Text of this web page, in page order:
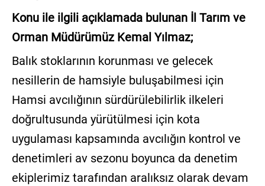
Konu ile ilgili açıklamada bulunan İl Tarım ve
Orman Müdürümüz Kemal Yılmaz;
Balık stoklarının korunması ve gelecek
nesillerin de hamsiyle buluşabilmesi için
Hamsi avcılığının sürdürülebilirlik ilkeleri
doğrultusunda yürütülmesi için kota
uygulaması kapsamında avcılığın kontrol ve
denetimleri av sezonu boyunca da denetim
ekiplerimiz tarafından aralıksız olarak devam